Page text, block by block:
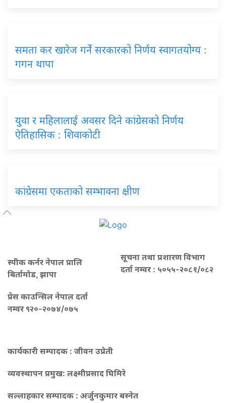
समता कर खारेज गर्ने सरकारको निर्णय स्वागतयोग्य :
गगन थापा
युवा र महिलालाई अवसर दिने कांग्रेसको निर्णय
ऐतिहासिक : शिवाकोटी
कांग्रेसमा एकताको सम्भावना क्षीण
स्पीक कर्नर नेपाल प्रालि
बिर्तामोड, झापा
प्रेस काउन्सिल नेपाल दर्ता
नम्वर ९२०-२०७४/०७५
सूचना तथा प्रशारण विभाग
दर्ता नम्वर : ५०५५-२०८१/०८२
कार्यकारी सम्पादक : जीवन उप्रेती
व्यवस्थापन प्रमुख: लक्ष्मीप्रसाद घिमिरे
सल्लाहकार सम्पादक : अर्जुनकुमार बस्नेत